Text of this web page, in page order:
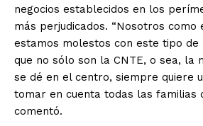
negocios establecidos en los
más perjudicados. “Nosotros como
estamos molestos con este tipo de
que no sólo son la CNTE, o sea, la
se dé en el centro, siempre quiere
tomar en cuenta todas las familias
comentó.